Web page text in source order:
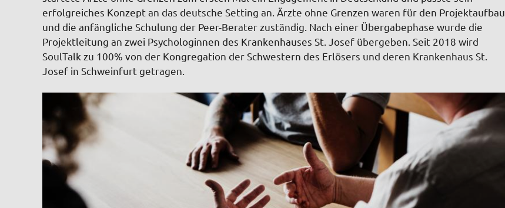
erfolgreiches Konzept an das deutsche Setting an. Ärzte ohne Grenzen waren für den Projektaufbau
und die anfängliche Schulung der Peer-Berater zuständig. Nach einer Übergabephase wurde die
Projektleitung an zwei Psychologinnen des Krankenhauses St. Josef übergeben. Seit 2018 wird
SoulTalk zu 100% von der Kongregation der Schwestern des Erlösers und deren Krankenhaus St.
Josef in Schweinfurt getragen.